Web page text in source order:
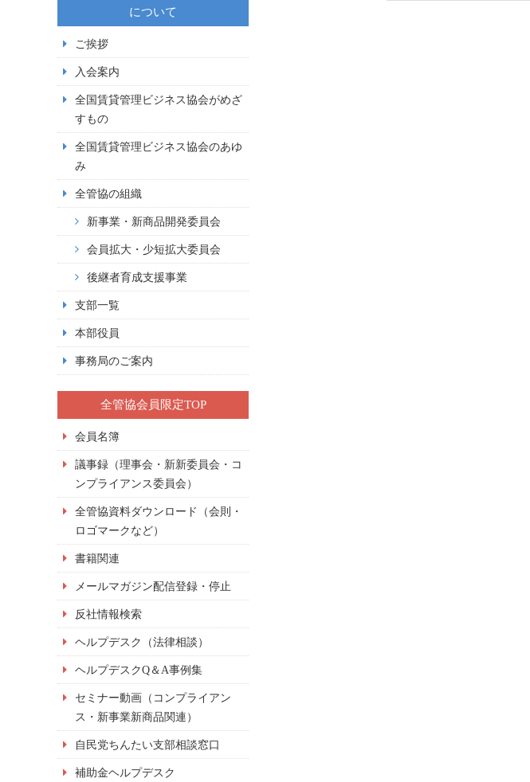
について
ご挨拶
入会案内
全国賃貸管理ビジネス協会がめざ
すもの
全国賃貸管理ビジネス協会のあゆ
み
全管協の組織
新事業・新商品開発委員会
会員拡大・少短拡大委員会
後継者育成支援事業
支部一覧
本部役員
事務局のご案内
全管協会員限定TOP
会員名簿
議事録（理事会・新新委員会・コ
ンプライアンス委員会）
全管協資料ダウンロード（会則・
ロゴマークなど）
書籍関連
メールマガジン配信登録・停止
反社情報検索
ヘルプデスク（法律相談）
ヘルプデスクQ＆A事例集
セミナー動画（コンプライアン
ス・新事業新商品関連）
自民党ちんたい支部相談窓口
補助金ヘルプデスク